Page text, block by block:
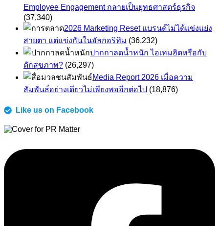
Employee Engagement กลายเป็นยุทธศาสตร์ธุรกิจ
(37,340)
2026 Marketing Reset แบรนด์ไม่ได้แข่งแย่ง
สายตา แต่แข่งกันในอัลกอริทึม (36,232)
ปากกาลดน้ำหนัก ไอเทมฮิตหรือกับ
ดักสุขภาพ? (26,297)
Media Report 2026 เมื่อความ
สัมพันธ์อย่างเดียวไม่เพียงพออีกต่อไป (18,876)
Like us on Facebook